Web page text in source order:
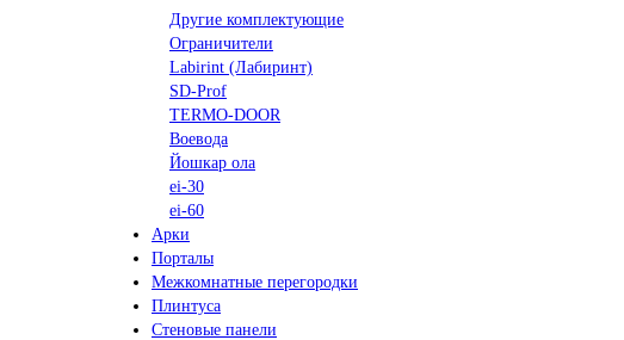
Другие комплектующие
Ограничители
Labirint (Лабиринт)
SD-Prof
TERMO-DOOR
Воевода
Йошкар ола
ei-30
ei-60
Арки
Порталы
Межкомнатные перегородки
Плинтуса
Стеновые панели